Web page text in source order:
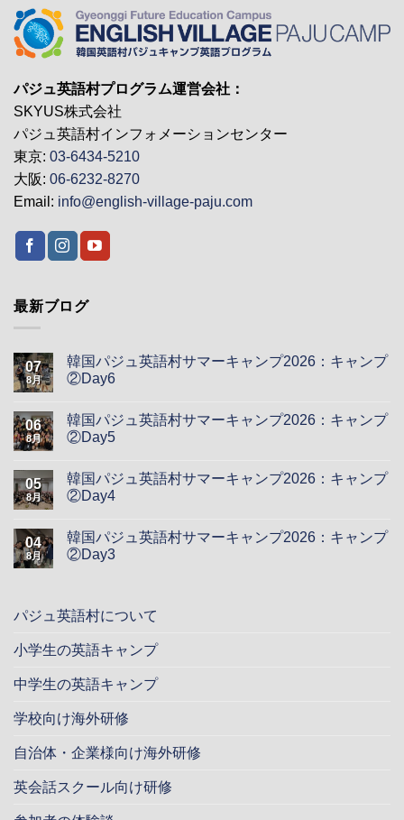
パジュ英語村プログラム運営会社：
SKYUS株式会社
パジュ英語村インフォメーションセンター
東京: 03-6434-5210
大阪: 06-6232-8270
Email: info@english-village-paju.com
最新ブログ
07
8月
韓国パジュ英語村サマーキャンプ2026：キャンプ
②Day6
06
8月
韓国パジュ英語村サマーキャンプ2026：キャンプ
②Day5
05
8月
韓国パジュ英語村サマーキャンプ2026：キャンプ
②Day4
04
8月
韓国パジュ英語村サマーキャンプ2026：キャンプ
②Day3
パジュ英語村について
小学生の英語キャンプ
中学生の英語キャンプ
学校向け海外研修
自治体・企業様向け海外研修
英会話スクール向け研修